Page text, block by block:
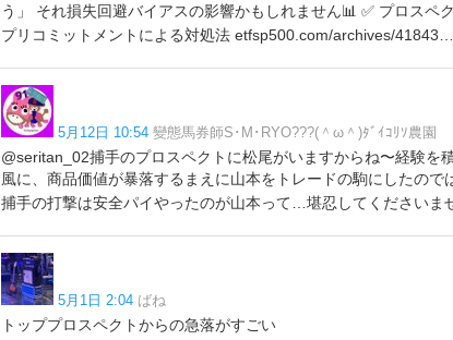
う」 それ損失回避バイアスの影響かもしれません📊 ✅ プロスペ
プリコミットメントによる対処法 etfsp500.com/archives/41843…
5月12日 10:54 變態馬券師S･M･RYO???(＾ω＾)ﾀﾞｲｺﾘｿ農園
@seritan_02捕手のプロスペクトに松尾がいますからね〜経験を
風に、商品価値が暴落するまえに山本をトレードの駒にしたので
捕手の打撃は安全パイやったのが山本って…堪忍してくださいま
5月1日 2:04 ばね
トッププロスペクトからの急落がすごい